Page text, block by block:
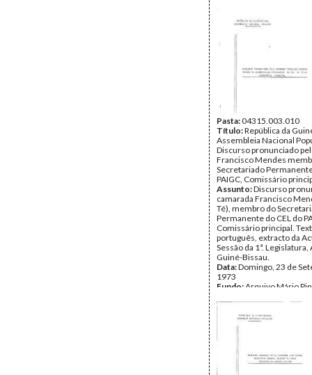
Data:Domingo, 23 de
1973
Fundo:
Andrade
Página(s):11
Pasta:04315.003.010
Título:República da
Assembleia Nacional
Discurso pronunciado
Francisco Mendes
Secretariado
PAIGC, Comissário
Assunto:Discurso
camarada Francisco
Té), membro do
Permanente do CEL do
Comissário principal.
português, extracto da
Sessão da 1ª. Legislatura,
Guiné-Bissau.
Data:Domingo, 23 de
1973
Fundo: Arquivo Mário
Tipo Documental:
Página(s):10